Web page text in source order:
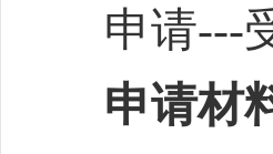
申请---
申请材